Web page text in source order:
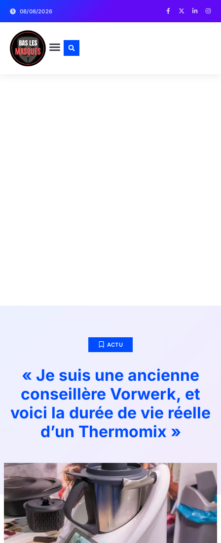
08/08/2026
ACTU
« Je suis une ancienne
conseillère Vorwerk, et
voici la durée de vie réelle
d’un Thermomix »